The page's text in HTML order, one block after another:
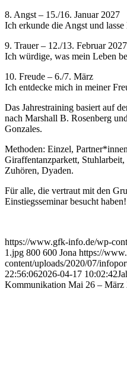
8. Angst – 15./16. Januar 2027
Ich erkunde die Angst und
9. Trauer – 12./13. Februar 2027
Ich würdige, was mein Leben
10. Freude – 6./7. März
Ich entdecke mich in meiner
Das Jahrestraining basiert auf
nach Marshall B. Rosenberg
Gonzales.
Methoden: Einzel,
Giraffentanzparkett,
Zuhören, Dyaden.
Für alle, die vertraut mit den
Einstiegsseminar besucht haben!
https://www.gfk-info.de/wp-
1.jpg 800 600 Jona https://
content/uploads/2020/07/
22:56:062026-04-17 10:02:42
Kommunikation Mai 26 – März